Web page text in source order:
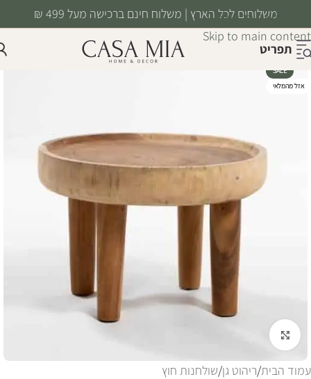
Skip to navigation
Skip to main content
משלוחים לכל הארץ | משלוח חינם ברכישה מעל 499 ₪
תפריט
SALE
אזל מהמלאי
לחצו להגדלה
עמוד הבית/ריהוט גן/שולחנות חוץ